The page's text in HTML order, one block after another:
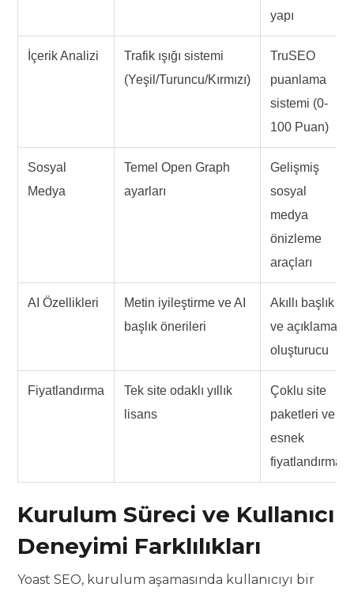
yapı
İçerik Analizi
Trafik ışığı sistemi
(Yeşil/Turuncu/Kırmızı)
TruSEO
puanlama
sistemi (0-
100 Puan)
Sosyal
Medya
Temel Open Graph
ayarları
Gelişmiş
sosyal
medya
önizleme
araçları
AI Özellikleri
Metin iyileştirme ve AI
başlık önerileri
Akıllı başlık
ve açıklama
oluşturucu
Fiyatlandırma
Tek site odaklı yıllık
lisans
Çoklu site
paketleri ve
esnek
fiyatlandırma
Kurulum Süreci ve Kullanıcı
Deneyimi Farklılıkları
Yoast SEO, kurulum aşamasında kullanıcıyı bir